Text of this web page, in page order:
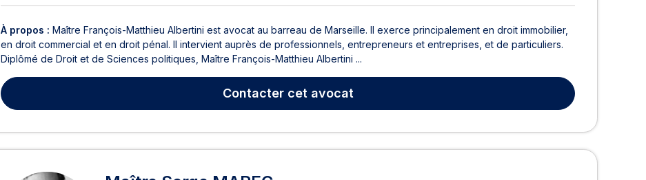
À propos : Maître François-Matthieu Albertini est avocat au barreau de Marseille. Il exerce principalement en droit immobilier,
en droit commercial et en droit pénal. Il intervient auprès de professionnels, entrepreneurs et entreprises, et de particuliers.
Diplômé de Droit et de Sciences politiques, Maître François-Matthieu Albertini ...
Contactercet avocat